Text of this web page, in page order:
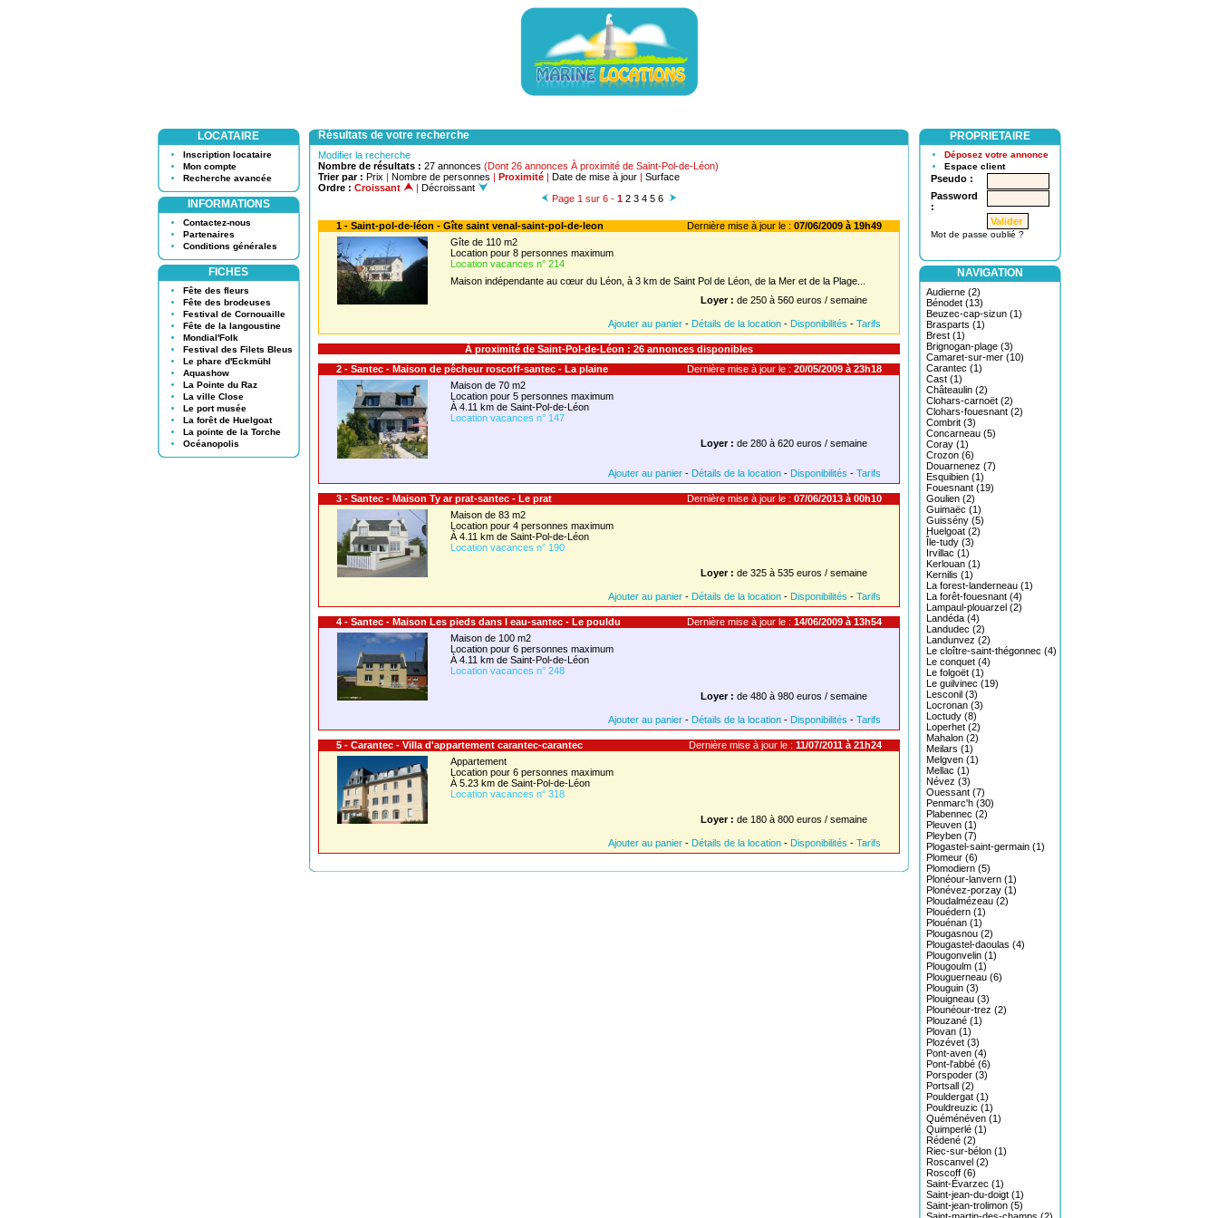
LOCATAIRE
Inscription locataire
Mon compte
Recherche avancée
INFORMATIONS
Contactez-nous
Partenaires
Conditions générales
FICHES
Fête des fleurs
Fête des brodeuses
Festival de Cornouaille
Fête de la langoustine
Mondial'Folk
Festival des Filets Bleus
Le phare d'Eckmühl
Aquashow
La Pointe du Raz
La ville Close
Le port musée
La forêt de Huelgoat
La pointe de la Torche
Océanopolis
Résultats de votre recherche
Modifier la recherche
Nombre de résultats : 27 annonces (Dont 26 annonces À proximité de Saint-Pol-de-Léon)
Trier par : Prix | Nombre de personnes | Proximité | Date de mise à jour | Surface
Ordre : Croissant | Décroissant
Page 1 sur 6 - 1 2 3 4 5 6
1 - Saint-pol-de-léon - Gîte saint venal-saint-pol-de-leon Dernière mise à jour le : 07/06/2009 à 19h49
Gîte de 110 m2
Location pour 8 personnes maximum
Location vacances n° 214
Maison indépendante au cœur du Léon, à 3 km de Saint Pol de Léon, de la Mer et de la Plage...
Loyer : de 250 à 560 euros / semaine
Ajouter au panier - Détails de la location - Disponibilités - Tarifs
À proximité de Saint-Pol-de-Léon : 26 annonces disponibles
2 - Santec - Maison de pêcheur roscoff-santec - La plaine
Dernière mise à jour le : 20/05/2009 à 23h18
Maison de 70 m2
Location pour 5 personnes maximum
À 4.11 km de Saint-Pol-de-Léon
Location vacances n° 147
Loyer : de 280 à 620 euros / semaine
Ajouter au panier - Détails de la location - Disponibilités - Tarifs
3 - Santec - Maison Ty ar prat-santec - Le prat Dernière mise à jour le : 07/06/2013 à 00h10
Maison de 83 m2
Location pour 4 personnes maximum
À 4.11 km de Saint-Pol-de-Léon
Location vacances n° 190
Loyer : de 325 à 535 euros / semaine
Ajouter au panier - Détails de la location - Disponibilités - Tarifs
4 - Santec - Maison Les pieds dans l eau-santec - Le pouldu Dernière mise à jour le : 14/06/2009 à 13h54
Maison de 100 m2
Location pour 6 personnes maximum
À 4.11 km de Saint-Pol-de-Léon
Location vacances n° 248
Loyer : de 480 à 980 euros / semaine
Ajouter au panier - Détails de la location - Disponibilités - Tarifs
5 - Carantec - Villa d'appartement carantec-carantec Dernière mise à jour le : 11/07/2011 à 21h24
Appartement
Location pour 6 personnes maximum
À 5.23 km de Saint-Pol-de-Léon
Location vacances n° 318
Loyer : de 180 à 800 euros / semaine
Ajouter au panier - Détails de la location - Disponibilités - Tarifs
PROPRIETAIRE
Déposez votre annonce
Espace client
Pseudo :
Password
:
Mot de passe oublié ?
NAVIGATION
Audierne (2)
Bénodet (13)
Beuzec-cap-sizun (1)
Brasparts (1)
Brest (1)
Brignogan-plage (3)
Camaret-sur-mer (10)
Carantec (1)
Cast (1)
Châteaulin (2)
Clohars-carnoët (2)
Clohars-fouesnant (2)
Combrit (3)
Concarneau (5)
Coray (1)
Crozon (6)
Douarnenez (7)
Esquibien (1)
Fouesnant (19)
Goulien (2)
Guimaëc (1)
Guissény (5)
Huelgoat (2)
Île-tudy (3)
Irvillac (1)
Kerlouan (1)
Kernilis (1)
La forest-landerneau (1)
La forêt-fouesnant (4)
Lampaul-plouarzel (2)
Landéda (4)
Landudec (2)
Landunvez (2)
Le cloître-saint-thégonnec (4)
Le conquet (4)
Le folgoët (1)
Le guilvinec (19)
Lesconil (3)
Locronan (3)
Loctudy (8)
Loperhet (2)
Mahalon (2)
Meilars (1)
Melgven (1)
Mellac (1)
Névez (3)
Ouessant (7)
Penmarc'h (30)
Plabennec (2)
Pleuven (1)
Pleyben (7)
Plogastel-saint-germain (1)
Plomeur (6)
Plomodiern (5)
Plonéour-lanvern (1)
Plonévez-porzay (1)
Ploudalmézeau (2)
Plouédern (1)
Plouénan (1)
Plougasnou (2)
Plougastel-daoulas (4)
Plougonvelin (1)
Plougoulm (1)
Plouguerneau (6)
Plouguin (3)
Plouigneau (3)
Plounéour-trez (2)
Plouzané (1)
Plovan (1)
Plozévet (3)
Pont-aven (4)
Pont-l'abbé (6)
Porspoder (3)
Portsall (2)
Pouldergat (1)
Pouldreuzic (1)
Quéménéven (1)
Quimperlé (1)
Rédené (2)
Riec-sur-bélon (1)
Roscanvel (2)
Roscoff (6)
Saint-Évarzec (1)
Saint-jean-du-doigt (1)
Saint-jean-trolimon (5)